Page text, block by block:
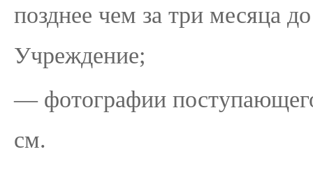
позднее чем за три месяца
Учреждение;
— фотографии
см.